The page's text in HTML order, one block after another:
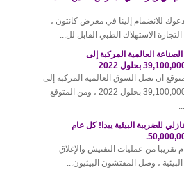
للانضمام إلينا في معرض كانتون ،
الاستهلاك الطبي القابل لل...
العالمية المركبة إلى
ان تصل السوق العالمية المركبة إلى
$39,100,000,000 بحلول 2022 ، ومن المتوقع
للضريبة البيئية يبدا! كل عام
تقريبا من عمليات التفتيش والإغلاق
، وصل المفتشون البيئيون...
الإخطار